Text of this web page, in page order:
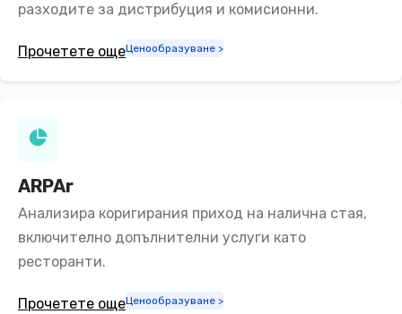
Свържете се с нас
Поддръжка
разходите за дистрибуция и комисионни.
Прочетете ощеЦенообразуване >
ARPAr
Анализира коригирания приход на налична стая,
включително допълнителни услуги като
ресторанти.
Прочетете ощеЦенообразуване >